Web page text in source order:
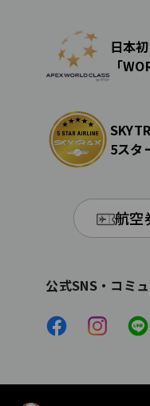
日本
「
5スタ
航空
公式SNS・コミ